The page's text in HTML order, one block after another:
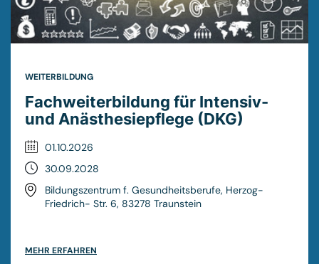
WEITERBILDUNG
Fachweiterbildung für Intensiv-
und Anästhesiepflege (DKG)
01.10.2026
30.09.2028
Bildungszentrum f. Gesundheitsberufe, Herzog-
Friedrich- Str. 6, 83278 Traunstein
MEHR ERFAHREN